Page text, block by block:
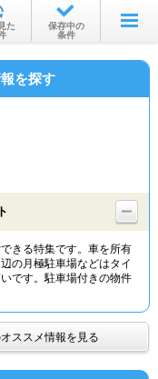
ら
ら
た
保存中の
条件
を探す
きる特集です。車を所有
の月極駐車場などはタイ
です。駐車場付きの物件
ススメ情報を見る